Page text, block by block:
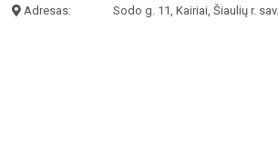
Adresas: Sodo g. 11, Kairiai, Šiaulių r. sav.